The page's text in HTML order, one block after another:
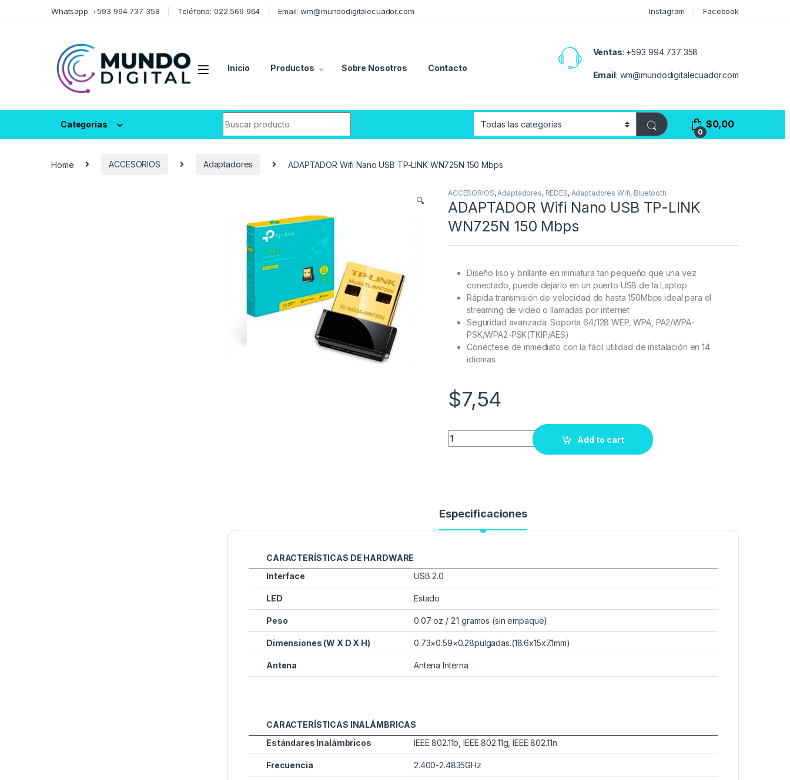
Whatsapp: +593 994 737 358 Teléfono: 022 569 964 Email: wm@mundodigitalecuador.com Instagram Facebook
Inicio Productos Sobre Nosotros Contacto
Ventas: +593 994 737 358
Email: wm@mundodigitalecuador.com
Categorías
0
$0,00
Home ACCESORIOS Adaptadores ADAPTADOR Wifi Nano USB TP-LINK WN725N 150 Mbps
🔍
ACCESORIOS,Adaptadores, REDES, Adaptadores Wifi, Bluetooth
ADAPTADOR Wifi Nano USB TP-LINK
WN725N 150 Mbps
Diseño liso y brillante en miniatura tan pequeño que una vez
conectado, puede dejarlo en un puerto USB de la Laptop
Rápida transmisión de velocidad de hasta 150Mbps ideal para el
streaming de video o llamadas por internet
Seguridad avanzada: Soporta 64/128 WEP, WPA, PA2/WPA-
PSK/WPA2-PSK(TKIP/AES)
Conéctese de inmediato con la fácil utilidad de instalación en 14
idiomas
$7,54
Quantity
Add to cart
Especificaciones
CARACTERÍSTICAS DE HARDWARE
Interface
USB 2.0
LED Estado
Peso 0.07 oz / 2.1 gramos (sin empaque)
Dimensiones (W X D X H) 0.73×0.59×0.28pulgadas.(18.6x15x7.1mm)
Antena Antena Interna
CARACTERÍSTICAS INALÁMBRICAS
Estándares Inalámbricos
IEEE 802.11b, IEEE 802.11g, IEEE 802.11n
Frecuencia 2.400-2.4835GHz